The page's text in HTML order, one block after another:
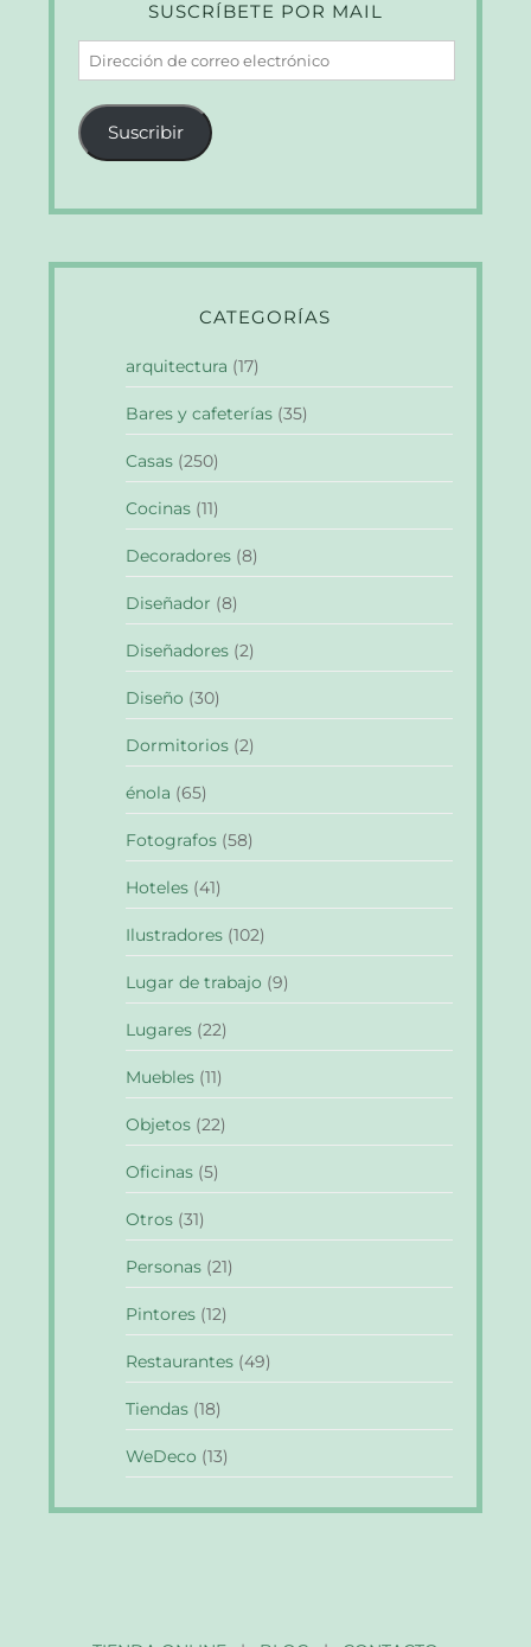
SUSCRÍBETE POR MAIL
Dirección
de
correo
electrónico
Suscribir
CATEGORÍAS
arquitectura (17)
Bares y cafeterías (35)
Casas (250)
Cocinas (11)
Decoradores (8)
Diseñador (8)
Diseñadores (2)
Diseño (30)
Dormitorios (2)
énola (65)
Fotografos (58)
Hoteles (41)
Ilustradores (102)
Lugar de trabajo (9)
Lugares (22)
Muebles (11)
Objetos (22)
Oficinas (5)
Otros (31)
Personas (21)
Pintores (12)
Restaurantes (49)
Tiendas (18)
WeDeco (13)